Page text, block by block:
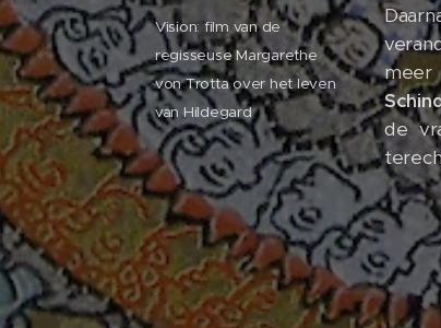
Vision: film van de
regisseuse Margarethe
von Trotta over het leven
van Hildegard
meer
de